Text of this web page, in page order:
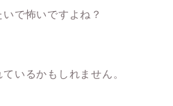
で怖いですよね？
いるかもしれません。